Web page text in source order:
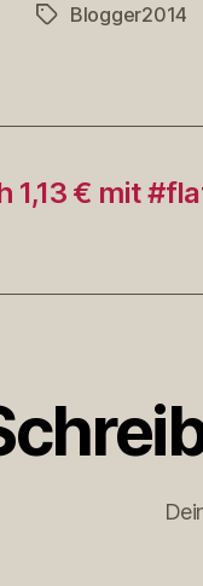
Schlagwörter
Blogger2014
1,13 € mit